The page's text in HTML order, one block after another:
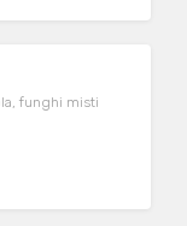
funghi misti